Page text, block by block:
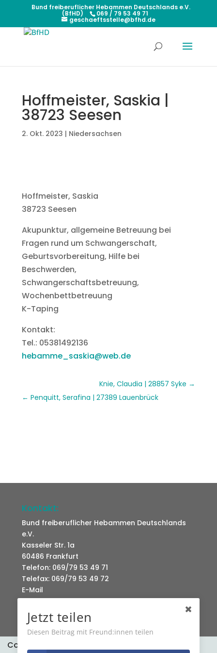
Bund freiberuflicher Hebammen Deutschlands e.V.
(BfHD) 069 / 79 53 49 71
geschaeftsstelle@bfhd.de
Hoffmeister, Saskia |
38723 Seesen
2. Okt. 2023 | Niedersachsen
Hoffmeister, Saskia
38723 Seesen
Akupunktur, allgemeine Betreuung bei
Fragen rund um Schwangerschaft,
Geburtsvorbereitung, Hilfe bei
Beschwerden,
Schwangerschaftsbetreuung,
Wochenbettbetreuung
K-Taping
Kontakt:
Tel.: 05381492136
hebamme_saskia@web.de
Knie, Claudia | 28857 Syke
Penquitt, Serafina | 27389 Lauenbrück
Kontakt:
Bund freiberuflicher Hebammen Deutschlands
e.V.
Kasseler Str. 1a
60486 Frankfurt
Telefon: 069/79 53 49 71
Telefax: 069/79 53 49 72
E-Mail
Datenschutz Kontakt
Jetzt teilen
Diesen Beitrag mit Freund:innen teilen
Cookies erleichtern die Bereitstellung unserer